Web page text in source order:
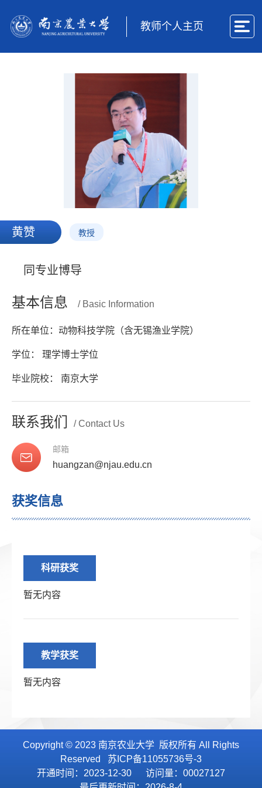
教师个人主页
黄赞 教授
同专业博导
基本信息 / Basic Information
所在单位：动物科技学院（含无锡渔业学院）
学位： 理学博士学位
毕业院校： 南京大学
联系我们 / Contact Us
邮箱
huangzan@njau.edu.cn
获奖信息
科研获奖
暂无内容
教学获奖
暂无内容
Copyright © 2023 南京农业大学 版权所有 All Rights
Reserved 苏ICP备11055736号-3
开通时间： 2023-12-30 访问量： 00027127